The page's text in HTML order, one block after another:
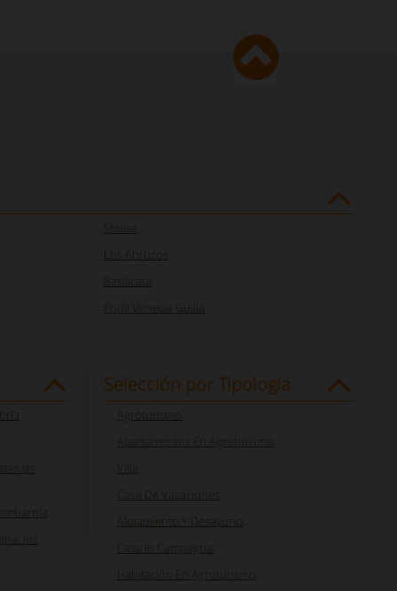
Molise
Los Abruzos
Basilicata
Friuli Venecia Guilia
de
los
Selección por Tipologia
Agroturismo
Apartamentos En Agroturismo
Villa
Casa De Vacaciones
Alojamiento Y Desayuno
Casa In Campagna
Habitación En Agroturismo